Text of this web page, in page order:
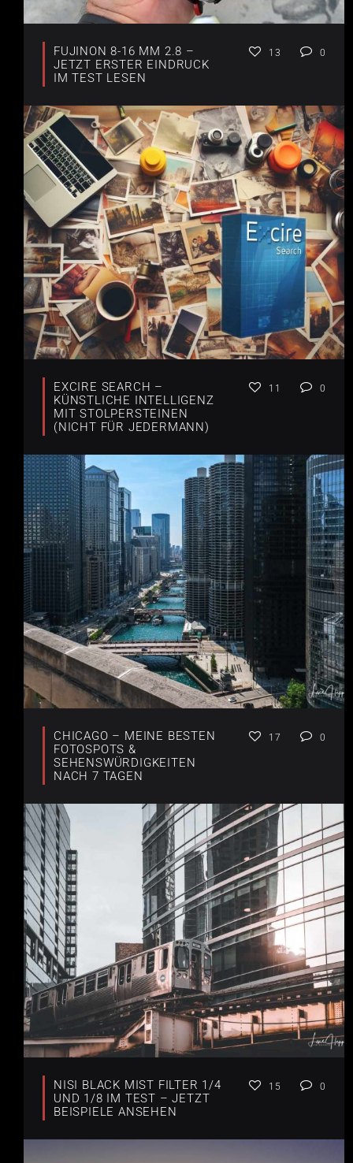
FUJINON 8-16 MM 2.8 –
JETZT ERSTER EINDRUCK
IM TEST LESEN
13 0
EXCIRE SEARCH –
KÜNSTLICHE INTELLIGENZ
MIT STOLPERSTEINEN
(NICHT FÜR JEDERMANN)
11 0
CHICAGO – MEINE BESTEN
FOTOSPOTS &
SEHENSWÜRDIGKEITEN
NACH 7 TAGEN
17 0
NISI BLACK MIST FILTER 1/4
UND 1/8 IM TEST – JETZT
BEISPIELE ANSEHEN
15 0